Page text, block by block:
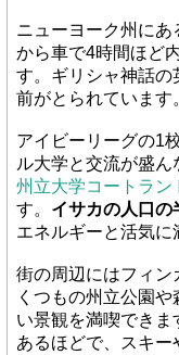
ニューヨーク州にあ
から車で4時間ほど
す。ギリシャ神話の
前がとられています
アイビーリーグの1
ル大学と交流が盛ん
州立大学コートラン
す。 イサカの人口の
エネルギーと活気に
街の周辺にはフィン
くつもの州立公園
い景観を満喫でき
あるほどで、スキ